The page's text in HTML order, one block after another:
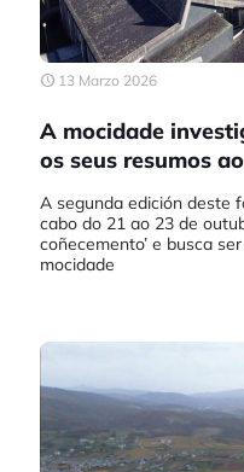
13 Marzo 2026
A mocidade
os seus resumos
A segunda edición deste
cabo do 21 ao 23 de
coñecemento’ e busca
mocidade